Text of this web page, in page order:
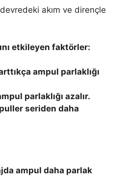
akım ve dirençle
etkileyen faktörler:
ampul parlaklığı
parlaklığı azalır.
seriden daha
ampul daha parlak